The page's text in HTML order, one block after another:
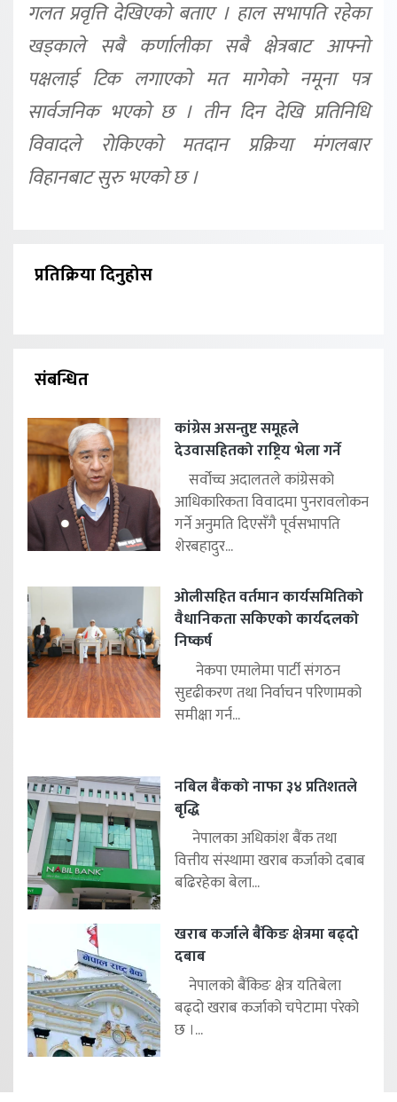
गलत प्रवृत्ति देखिएको बताए । हाल सभापति रहेका
खड्काले सबै कर्णालीका सबै क्षेत्रबाट आफ्नो
पक्षलाई टिक लगाएको मत मागेको नमूना पत्र
सार्वजनिक भएको छ । तीन दिन देखि प्रतिनिधि
विवादले रोकिएको मतदान प्रक्रिया मंगलबार
विहानबाट सुरु भएको छ ।
प्रतिक्रिया दिनुहोस
संबन्धित
कांग्रेस असन्तुष्ट समूहले
देउवासहितको राष्ट्रिय भेला गर्ने
सर्वोच्च अदालतले कांग्रेसको
आधिकारिकता विवादमा पुनरावलोकन
गर्ने अनुमति दिएसँगै पूर्वसभापति
शेरबहादुर...
ओलीसहित वर्तमान कार्यसमितिको
वैधानिकता सकिएको कार्यदलको
निष्कर्ष
नेकपा एमालेमा पार्टी संगठन
सुदृढीकरण तथा निर्वाचन परिणामको
समीक्षा गर्न...
नबिल बैंकको नाफा ३४ प्रतिशतले
बृद्धि
नेपालका अधिकांश बैंक तथा
वित्तीय संस्थामा खराब कर्जाको दबाब
बढिरहेका बेला...
खराब कर्जाले बैंकिङ क्षेत्रमा बढ्दो
दबाब
नेपालको बैंकिङ क्षेत्र यतिबेला
बढ्दो खराब कर्जाको चपेटामा परेको
छ ।...